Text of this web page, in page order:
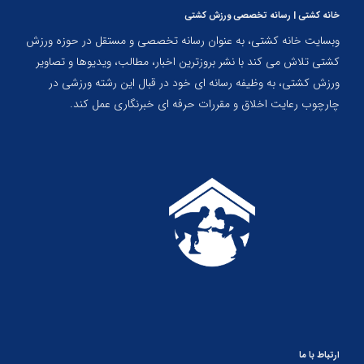
خانه کشتی | رسانه تخصصی ورزش کشتی
وبسایت خانه کشتی، به عنوان رسانه تخصصی و مستقل در حوزه ورزش
کشتی تلاش می کند با نشر بروزترین اخبار، مطالب، ویدیوها و تصاویر
ورزش کشتی، به وظیفه رسانه ای خود در قبال این رشته ورزشی در
چارچوب رعایت اخلاق و مقررات حرفه ای خبرنگاری عمل کند.
ارتباط با ما